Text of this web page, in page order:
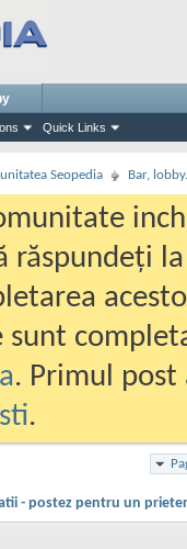
Quick Links
Seopedia Bar,
răspundeți
sunt
. Primul
.
- postez pentru un